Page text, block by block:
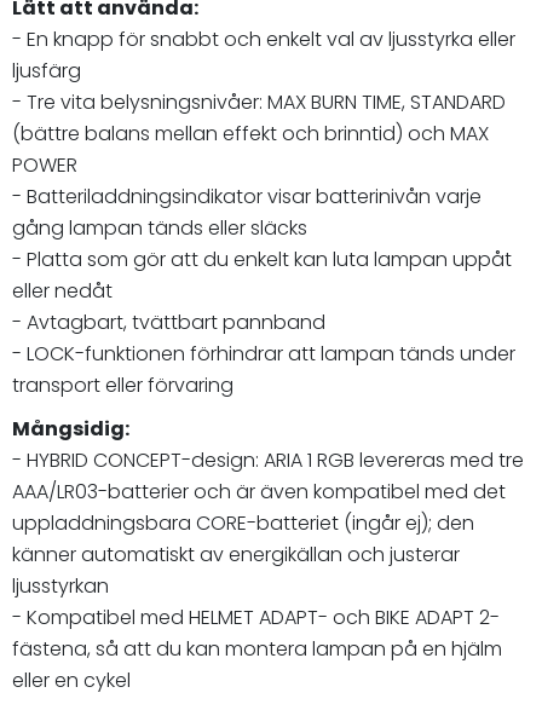
Lätt att använda:
- En knapp för snabbt och enkelt val av ljusstyrka eller
ljusfärg
- Tre vita belysningsnivåer: MAX BURN TIME, STANDARD
(bättre balans mellan effekt och brinntid) och MAX
POWER
- Batteriladdningsindikator visar batterinivån varje
gång lampan tänds eller släcks
- Platta som gör att du enkelt kan luta lampan uppåt
eller nedåt
- Avtagbart, tvättbart pannband
- LOCK-funktionen förhindrar att lampan tänds under
transport eller förvaring
Mångsidig:
- HYBRID CONCEPT-design: ARIA 1 RGB levereras med tre
AAA/LR03-batterier och är även kompatibel med det
uppladdningsbara CORE-batteriet (ingår ej); den
känner automatiskt av energikällan och justerar
ljusstyrkan
- Kompatibel med HELMET ADAPT- och BIKE ADAPT 2-
fästena, så att du kan montera lampan på en hjälm
eller en cykel